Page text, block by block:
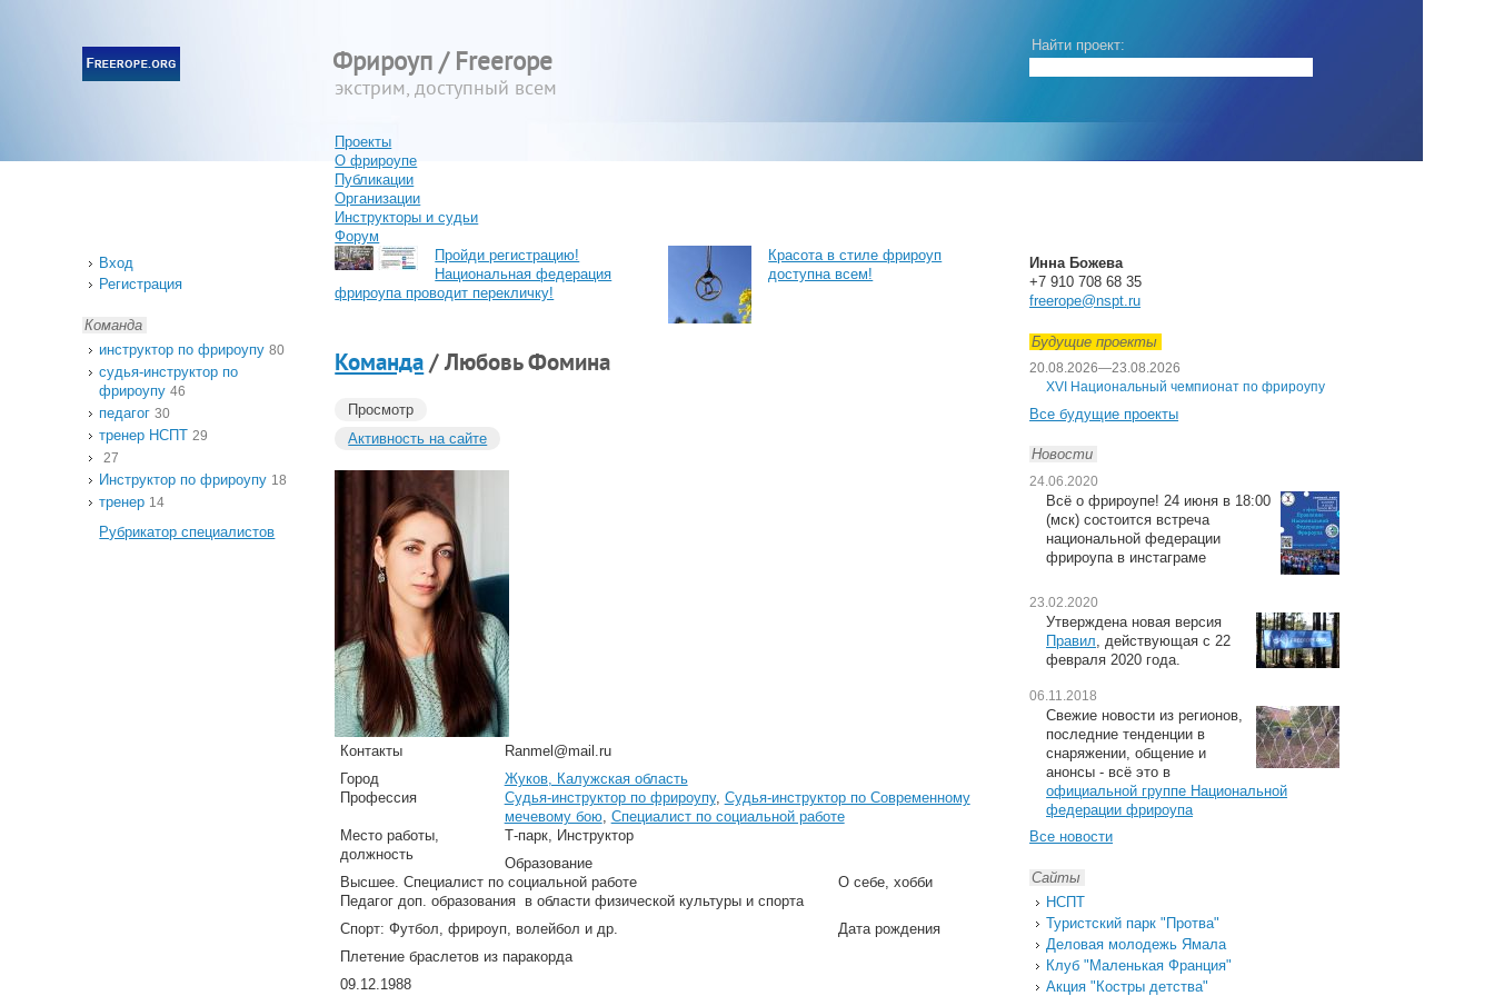
Фрироуп / Freerope
экстрим, доступный всем
Найти проект:
Проекты
О фрироупе
Публикации
Организации
Инструкторы и судьи
Форум
Вход
Регистрация
Команда
инструктор по фрироупу 80
судья-инструктор по
фрироупу 46
педагог 30
тренер НСПТ 29
27
Инструктор по фрироупу 18
тренер 14
Рубрикатор специалистов
Пройди регистрацию!
Национальная федерация
фрироупа проводит перекличку!
Красота в стиле фрироуп
доступна всем!
Команда/ Любовь Фомина
Просмотр
Активность на сайте
Контакты
Ranmel@mail.ru
Город
Жуков, Калужская область
Профессия
Судья-инструктор по фрироупу, Судья-инструктор по Современному
мечевому бою, Специалист по социальной работе
Место работы,
должность
Т-парк, Инструктор
Образование
Высшее. Специалист по социальной работе
Педагог доп. образования в области физической культуры и спорта
О себе, хобби
Спорт: Футбол, фрироуп, волейбол и др.
Плетение браслетов из паракорда
Дата рождения
09.12.1988
Инна Божева
+7 910 708 68 35
freerope@nspt.ru
Будущие проекты
20.08.2026—23.08.2026
XVI Национальный чемпионат по фрироупу
Все будущие проекты
Новости
24.06.2020
Всё о фрироупе! 24 июня в 18:00
(мск) состоится встреча
национальной федерации
фрироупа в инстаграме
23.02.2020
Утверждена новая версия
Правил, действующая с 22
февраля 2020 года.
06.11.2018
Свежие новости из регионов,
последние тенденции в
снаряжении, общение и
анонсы - всё это в
официальной группе Национальной
федерации фрироупа
Все новости
Сайты
НСПТ
Туристский парк "Протва"
Деловая молодежь Ямала
Клуб "Маленькая Франция"
Акция "Костры детства"